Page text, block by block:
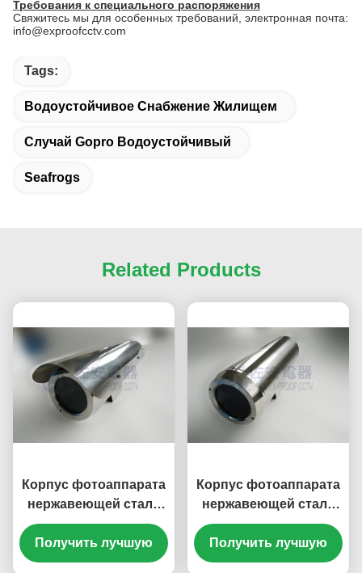
Требования к специального распоряжения
Свяжитесь мы для особенных требований, электронная почта:
info@exproofcctv.com
Tags:
Водоустойчивое Снабжение Жилищем
Случай Gopro Водоустойчивый
Seafrogs
Related Products
Корпус фотоаппарата
нержавеющей стали
ZAS702A на открытом
воздухе с кожухом
Солнца
Получить лучшую
Корпус фотоаппарата
нержавеющей стали
ZAS702B для камер
слежения
Получить лучшую